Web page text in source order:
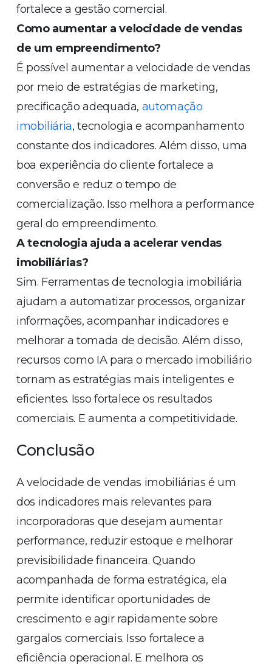
fortalece a gestão comercial.
Como aumentar a velocidade de vendas
de um empreendimento?
É possível aumentar a velocidade de vendas
por meio de estratégias de marketing,
precificação adequada, automação
imobiliária, tecnologia e acompanhamento
constante dos indicadores. Além disso, uma
boa experiência do cliente fortalece a
conversão e reduz o tempo de
comercialização. Isso melhora a performance
geral do empreendimento.
A tecnologia ajuda a acelerar vendas
imobiliárias?
Sim. Ferramentas de tecnologia imobiliária
ajudam a automatizar processos, organizar
informações, acompanhar indicadores e
melhorar a tomada de decisão. Além disso,
recursos como IA para o mercado imobiliário
tornam as estratégias mais inteligentes e
eficientes. Isso fortalece os resultados
comerciais. E aumenta a competitividade.
Conclusão
A velocidade de vendas imobiliárias é um
dos indicadores mais relevantes para
incorporadoras que desejam aumentar
performance, reduzir estoque e melhorar
previsibilidade financeira. Quando
acompanhada de forma estratégica, ela
permite identificar oportunidades de
crescimento e agir rapidamente sobre
gargalos comerciais. Isso fortalece a
eficiência operacional. E melhora os